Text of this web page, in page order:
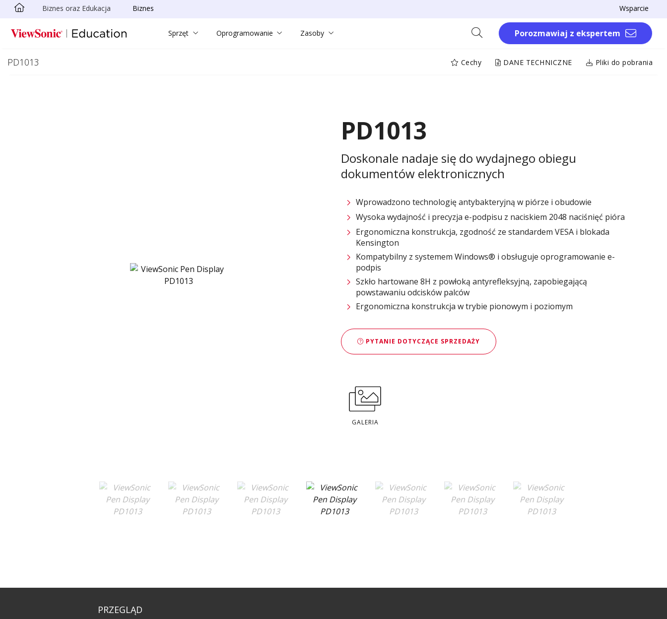
Skip to main content
Biznes oraz Edukacja Biznes Wsparcie
Sprzęt Oprogramowanie Zasoby Porozmawiaj z ekspertem
PD1013 Cechy DANE TECHNICZNE Pliki do pobrania
PD1013
Doskonale nadaje się do wydajnego obiegu
dokumentów elektronicznych
Wprowadzono technologię antybakteryjną w piórze i obudowie
Wysoka wydajność i precyzja e-podpisu z naciskiem 2048 naciśnięć pióra
Ergonomiczna konstrukcja, zgodność ze standardem VESA i blokada
Kensington
Kompatybilny z systemem Windows® i obsługuje oprogramowanie e-
podpis
Szkło hartowane 8H z powłoką antyrefleksyjną, zapobiegającą
powstawaniu odcisków palców
Ergonomiczna konstrukcja w trybie pionowym i poziomym
PYTANIE DOTYCZĄCE SPRZEDAŻY
GALERIA
PRZEGLĄD